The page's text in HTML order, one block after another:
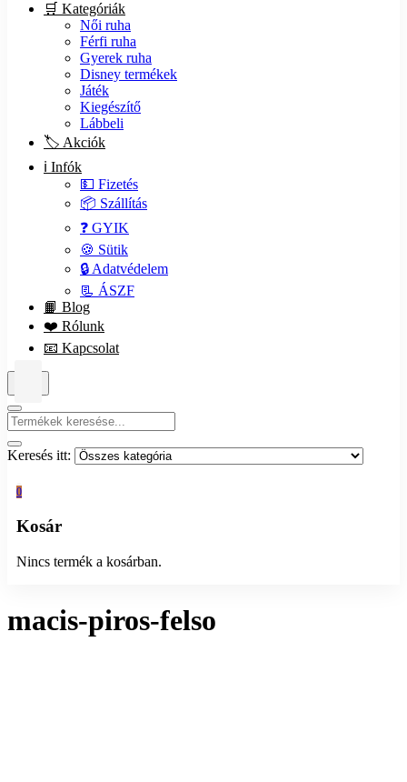
🛒 Kategóriák
Női ruha
Férfi ruha
Gyerek ruha
Disney termékek
Játék
Kiegészítő
Lábbeli
🏷️ Akciók
ℹ️ Infók
💵 Fizetés
📦 Szállítás
❓ GYIK
🍪 Sütik
🔒 Adatvédelem
📃 ÁSZF
📙 Blog
❤️ Rólunk
📧 Kapcsolat
Keresés itt:
0
Kosár
Nincs termék a kosárban.
macis-piros-felso